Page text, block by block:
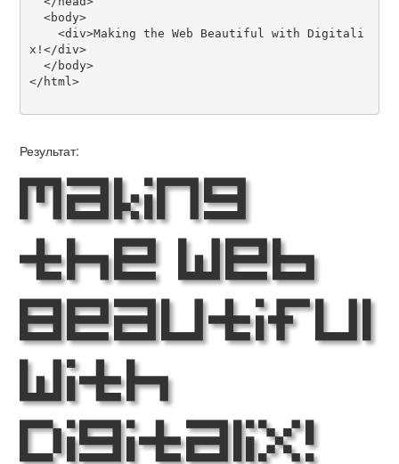
x!</div>
</html>
Результат:
Making
the Web
Beautiful
with
Digitalix!